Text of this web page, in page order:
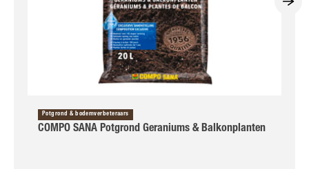
Potgrond & bodemverbeteraars
COMPO SANA Potgrond Geraniums & Balkonplanten